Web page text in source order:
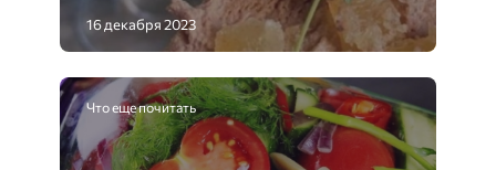
16 декабря 2023
Что еще почитать